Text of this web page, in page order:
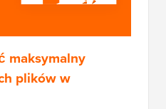
maksymalny
plików w